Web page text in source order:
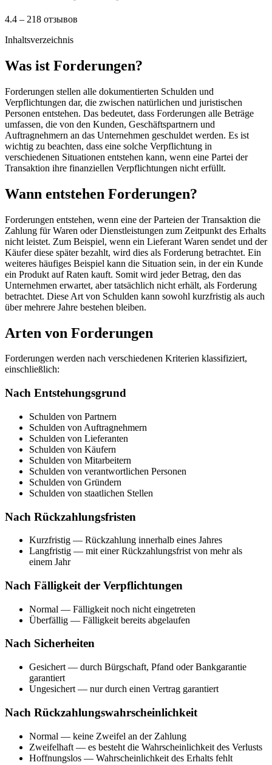
4.4 – 218 отзывов
Inhaltsverzeichnis
Was ist Forderungen?
Forderungen stellen alle dokumentierten Schulden und
Verpflichtungen dar, die zwischen natürlichen und juristischen
Personen entstehen. Das bedeutet, dass Forderungen alle Beträge
umfassen, die von den Kunden, Geschäftspartnern und
Auftragnehmern an das Unternehmen geschuldet werden. Es ist
wichtig zu beachten, dass eine solche Verpflichtung in
verschiedenen Situationen entstehen kann, wenn eine Partei der
Transaktion ihre finanziellen Verpflichtungen nicht erfüllt.
Wann entstehen Forderungen?
Forderungen entstehen, wenn eine der Parteien der Transaktion die
Zahlung für Waren oder Dienstleistungen zum Zeitpunkt des Erhalts
nicht leistet. Zum Beispiel, wenn ein Lieferant Waren sendet und der
Käufer diese später bezahlt, wird dies als Forderung betrachtet. Ein
weiteres häufiges Beispiel kann die Situation sein, in der ein Kunde
ein Produkt auf Raten kauft. Somit wird jeder Betrag, den das
Unternehmen erwartet, aber tatsächlich nicht erhält, als Forderung
betrachtet. Diese Art von Schulden kann sowohl kurzfristig als auch
über mehrere Jahre bestehen bleiben.
Arten von Forderungen
Forderungen werden nach verschiedenen Kriterien klassifiziert,
einschließlich:
Nach Entstehungsgrund
Schulden von Partnern
Schulden von Auftragnehmern
Schulden von Lieferanten
Schulden von Käufern
Schulden von Mitarbeitern
Schulden von verantwortlichen Personen
Schulden von Gründern
Schulden von staatlichen Stellen
Nach Rückzahlungsfristen
Kurzfristig — Rückzahlung innerhalb eines Jahres
Langfristig — mit einer Rückzahlungsfrist von mehr als
einem Jahr
Nach Fälligkeit der Verpflichtungen
Normal — Fälligkeit noch nicht eingetreten
Überfällig — Fälligkeit bereits abgelaufen
Nach Sicherheiten
Gesichert — durch Bürgschaft, Pfand oder Bankgarantie
garantiert
Ungesichert — nur durch einen Vertrag garantiert
Nach Rückzahlungswahrscheinlichkeit
Normal — keine Zweifel an der Zahlung
Zweifelhaft — es besteht die Wahrscheinlichkeit des Verlusts
Hoffnungslos — Wahrscheinlichkeit des Erhalts fehlt